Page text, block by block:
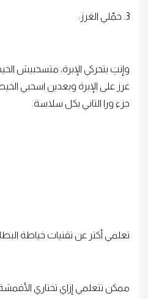
3. حمّلي الغرز:
وإنتِ بتحركي الإبرة، متسحبيش
غرز على الإبرة وبعدين اسحبي
جزء ورا التاني بكل سلاسة.
تعلمي أكتر عن تقنيات خياطة
ممكن تتعلمي إزاي تختاري